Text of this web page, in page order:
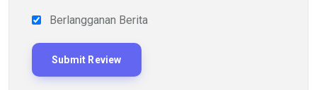
Berlangganan Berita